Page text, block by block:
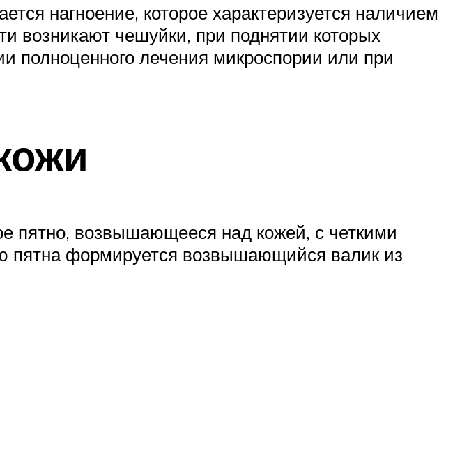
нагноение, которое характеризуется наличием
возникают чешуйки, при поднятии которых
полноценного лечения микроспории или при
пятно, возвышающееся над кожей, с четкими
пятна формируется возвышающийся валик из